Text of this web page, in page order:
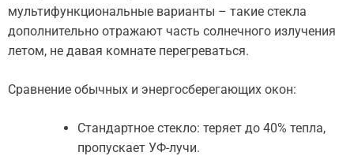
мультифункциональные варианты – такие стекла
дополнительно отражают часть солнечного излучения
летом, не давая комнате перегреваться.
Сравнение обычных и энергосберегающих окон:
Стандартное стекло: теряет до 40% тепла,
пропускает УФ-лучи.